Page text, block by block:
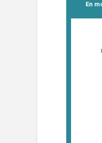
En